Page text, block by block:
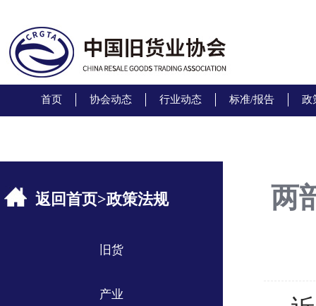
首页 协会动态 行业动态 标准/报告 政
返回首页>政策法规
旧货
产业
两